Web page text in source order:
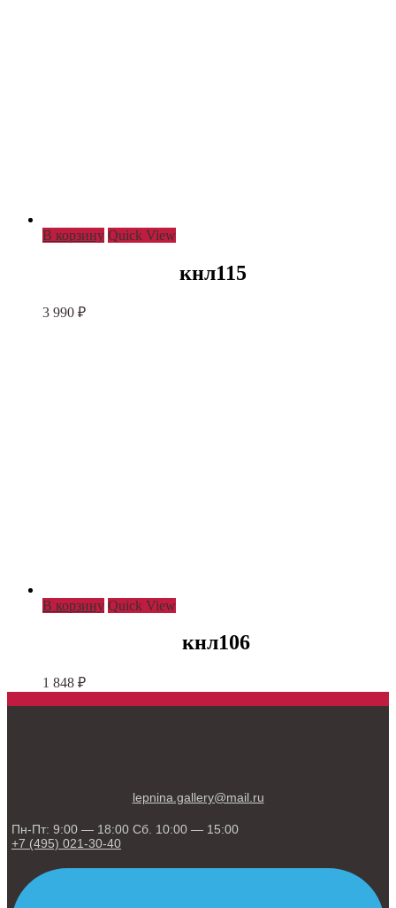
В корзину Quick View
кнл115
3 990 ₽
В корзину Quick View
кнл106
1 848 ₽
lepnina.gallery@mail.ru
Пн-Пт: 9:00 — 18:00 Сб. 10:00 — 15:00
+7 (495) 021-30-40